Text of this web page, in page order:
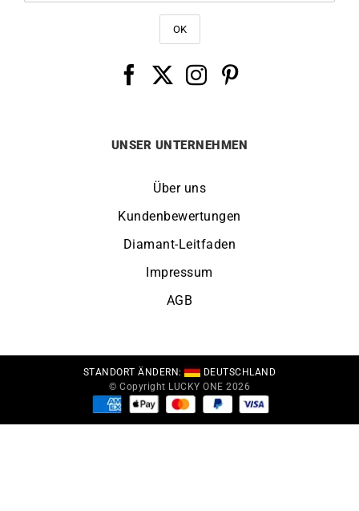
UNSER UNTERNEHMEN
Über uns
Kundenbewertungen
Diamant-Leitfaden
Impressum
AGB
STANDORT ÄNDERN:
DEUTSCHLAND
© Copyright LUCKY ONE 2026